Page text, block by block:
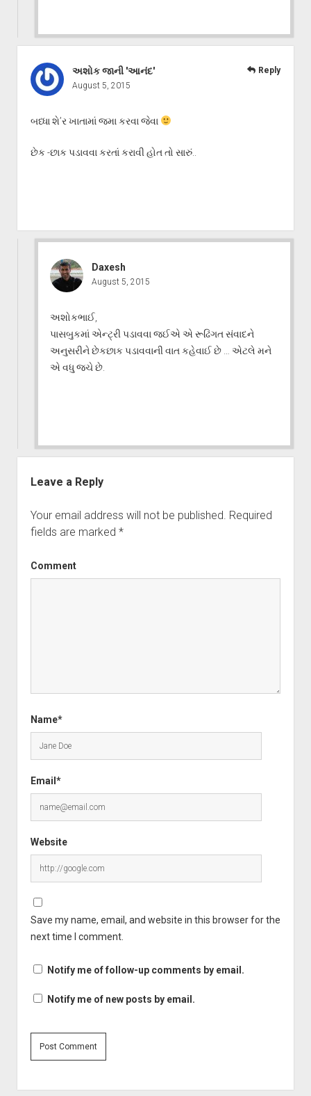
અશોક જાની 'આનંદ'
August 5, 2015
બધ્ધા શે’ર ખાતામાં જમા કરવા જેવા
છેક -છાક પડાવવા કરતાં કરાવી હોત તો સારું..
Reply
Daxesh
August 5, 2015
અશોકભાઈ,
પાસબુકમાં એન્ટ્રી પડાવવા જઈએ એ રૂઢિગત સંવાદને
અનુસરીને છેકછાક પડાવવાની વાત કહેવાઈ છે … એટલે મને
એ વધુ જચે છે.
Leave a Reply
Your email address will not be published. Required
fields are marked *
Comment
Name*
Email*
Website
Save my name, email, and website in this browser for the
next time I comment.
Notify me of follow-up comments by email.
Notify me of new posts by email.